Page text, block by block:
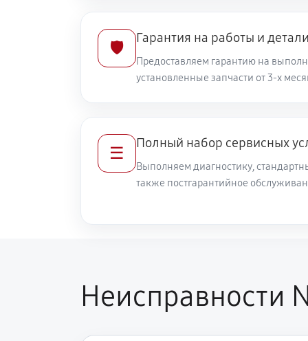
🛡️
Гарантия на работы и
Предоставляем гарантию на
установленные запчасти от 3-х
☰
Полный набор сервисных
Выполняем диагностику,
также постгарантийное
Неисправности